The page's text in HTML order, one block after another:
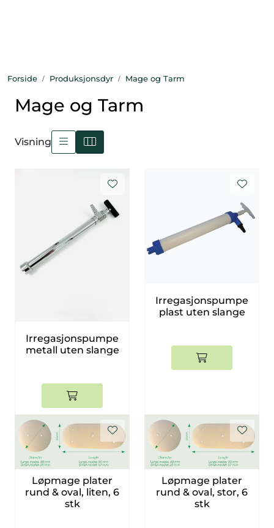
Forside Produksjonsdyr Mage og Tarm
Mage og Tarm
Visning
Irregasjonspumpe
metall uten slange
Irregasjonspumpe
plast uten slange
Løpmage plater
rund & oval, liten, 6
stk
Løpmage plater
rund & oval, stor, 6
stk
Diagnostikk
Forbruksvarer
Produksjonsdyr
Tilbudsvarer
Vetnordic
Gammalt nytt